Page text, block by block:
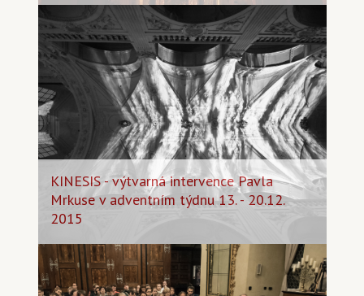
KINESIS - výtvarná intervence Pavla
Mrkuse v adventním týdnu 13. - 20.12.
2015